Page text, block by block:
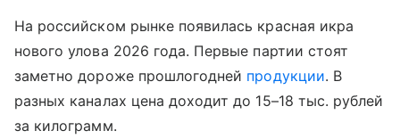
На российском рынке появилась красная икра
нового улова 2026 года. Первые партии стоят
заметно дороже прошлогодней продукции. В
разных каналах цена доходит до 15–18 тыс. рублей
за килограмм.